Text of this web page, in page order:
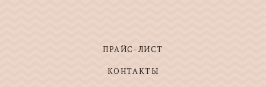
ПРАЙС-ЛИСТ
КОНТАКТЫ